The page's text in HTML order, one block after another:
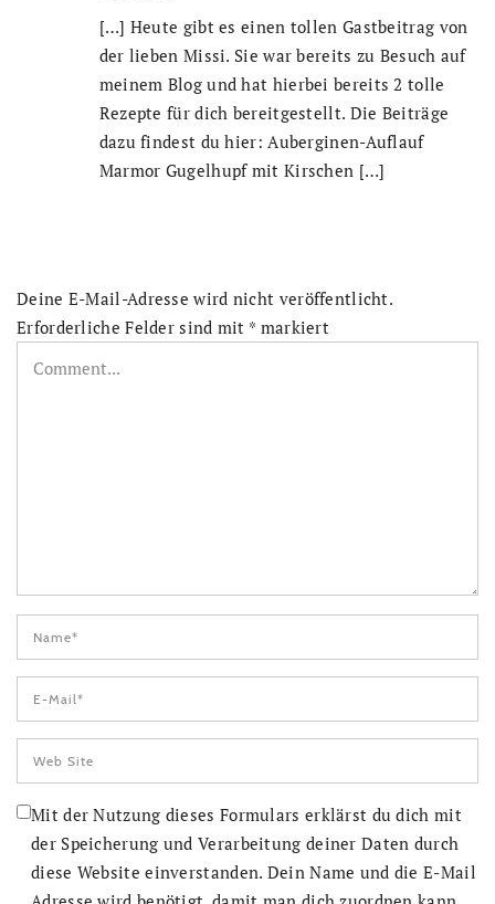
[…] Heute gibt es einen tollen Gastbeitrag von
der lieben Missi. Sie war bereits zu Besuch auf
meinem Blog und hat hierbei bereits 2 tolle
Rezepte für dich bereitgestellt. Die Beiträge
dazu findest du hier: Auberginen-Auflauf
Marmor Gugelhupf mit Kirschen […]
Deine E-Mail-Adresse wird nicht veröffentlicht.
Erforderliche Felder sind mit * markiert
Mit der Nutzung dieses Formulars erklärst du dich mit
der Speicherung und Verarbeitung deiner Daten durch
diese Website einverstanden. Dein Name und die E-Mail